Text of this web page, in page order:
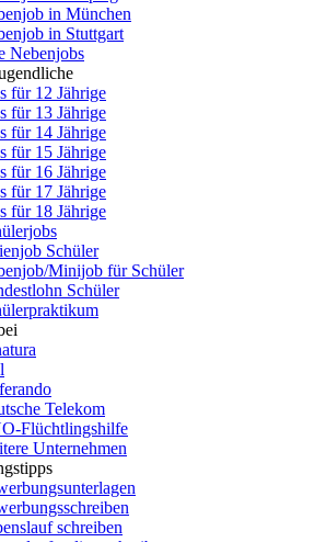
in München
in Stuttgart
Nebenjobs
für 12 Jährige
für 13 Jährige
für 14 Jährige
für 15 Jährige
für 16 Jährige
für 17 Jährige
für 18 Jährige
Schüler
Minijob für Schüler
Schüler
Telekom
Flüchtlingshilfe
Unternehmen
schreiben